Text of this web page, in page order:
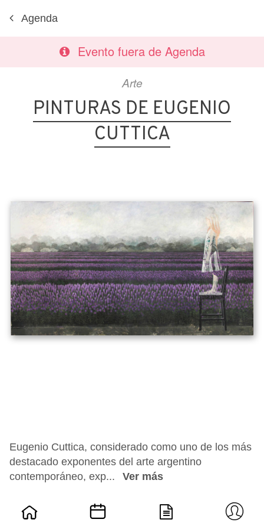
Agenda
Evento fuera de Agenda
Arte
PINTURAS DE EUGENIO
CUTTICA
Eugenio Cuttica, considerado como uno de los más
destacado exponentes del arte argentino
contemporáneo, exp...
Ver más